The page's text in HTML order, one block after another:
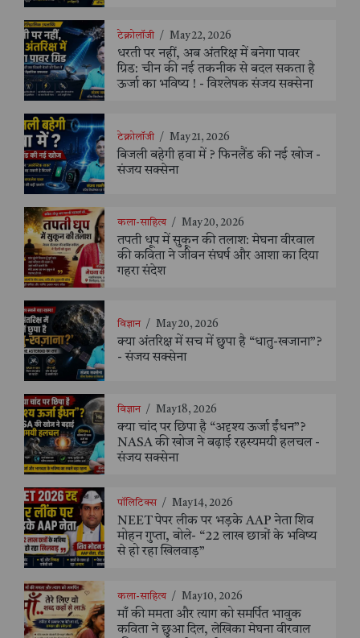
टेक्नोलॉजी / May 22, 2026
धरती पर नहीं, अब अंतरिक्ष में बनेगा पावर
ग्रिड: चीन की नई तकनीक से बदल सकता है
ऊर्जा का भविष्य ! - विश्लेषक संजय सक्सेना
टेक्नोलॉजी / May 21, 2026
बिजली बहेगी हवा में ? फिनलैंड की नई खोज -
संजय सक्सेना
कला-साहित्य / May 20, 2026
तपती धूप में सुकून की तलाश: मेघना वीरवाल
की कविता ने जीवन संघर्ष और आशा का दिया
गहरा संदेश
विज्ञान / May 20, 2026
क्या अंतरिक्ष में सच में छुपा है “धातु-खजाना”?
- संजय सक्सेना
विज्ञान / May 18, 2026
क्या चांद पर छिपा है “अदृश्य ऊर्जा ईंधन”?
NASA की खोज ने बढ़ाई रहस्यमयी हलचल -
संजय सक्सेना
पॉलिटिक्स / May 14, 2026
NEET पेपर लीक पर भड़के AAP नेता शिव
मोहन गुप्ता, बोले- “22 लाख छात्रों के भविष्य
से हो रहा खिलवाड़”
कला-साहित्य / May 10, 2026
माँ की ममता और त्याग को समर्पित भावुक
कविता ने छुआ दिल, लेखिका मेघना वीरवाल